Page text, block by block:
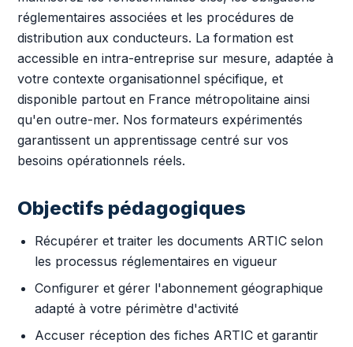
réglementaires associées et les procédures de
distribution aux conducteurs. La formation est
accessible en intra-entreprise sur mesure, adaptée à
votre contexte organisationnel spécifique, et
disponible partout en France métropolitaine ainsi
qu'en outre-mer. Nos formateurs expérimentés
garantissent un apprentissage centré sur vos
besoins opérationnels réels.
Objectifs pédagogiques
Récupérer et traiter les documents ARTIC selon
les processus réglementaires en vigueur
Configurer et gérer l'abonnement géographique
adapté à votre périmètre d'activité
Accuser réception des fiches ARTIC et garantir